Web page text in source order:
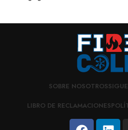
SOBRE NOSOTROS
LIBRO DE RECLAMACIONES